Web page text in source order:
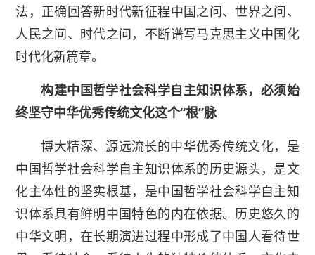
法，正确回答新时代新征程中国之问、世界之问、
人民之问、时代之问，不断谱写马克思主义中国化
时代化新篇章。
构建中国哲学社会科学自主知识体系，必须始
终坚守中华优秀传统文化这个“根”脉
博大精深、源远流长的中华优秀传统文化，是
中国哲学社会科学自主知识体系的历史源头，是文
化主体性的坚实根基，是中国哲学社会科学自主知
识体系具有鲜明中国特色的内在依据。历史悠久的
中华文明，在长期演进过程中形成了中国人看待世